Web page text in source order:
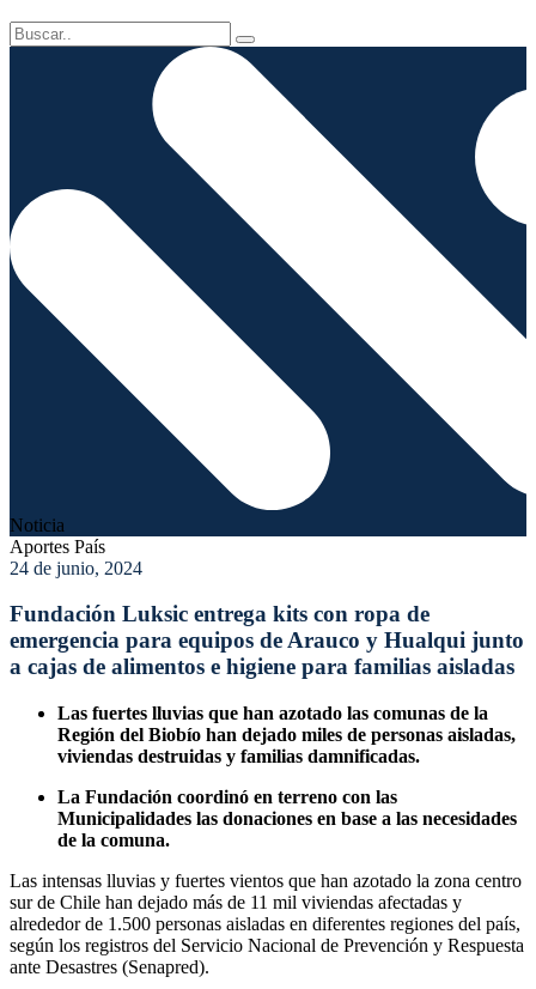
Noticia
Aportes País
24 de junio, 2024
Fundación Luksic entrega kits con ropa de
emergencia para equipos de Arauco y Hualqui junto
a cajas de alimentos e higiene para familias aisladas
Las fuertes lluvias que han azotado las comunas de la
Región del Biobío han dejado miles de personas aisladas,
viviendas destruidas y familias damnificadas.
La Fundación coordinó en terreno con las
Municipalidades las donaciones en base a las necesidades
de la comuna.
Las intensas lluvias y fuertes vientos que han azotado la zona centro
sur de Chile han dejado más de 11 mil viviendas afectadas y
alrededor de 1.500 personas aisladas en diferentes regiones del país,
según los registros del Servicio Nacional de Prevención y Respuesta
ante Desastres (Senapred).